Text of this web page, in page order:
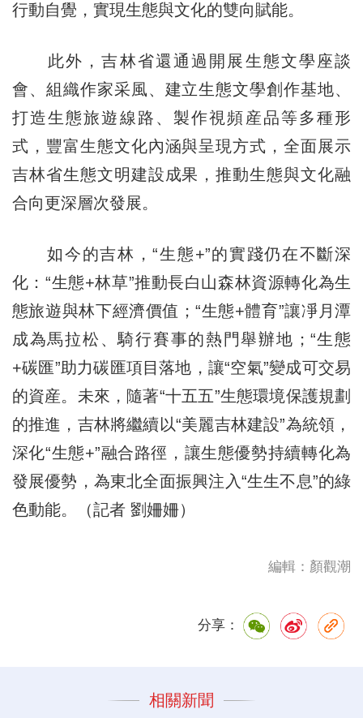
行動自覺，實現生態與文化的雙向賦能。
此外，吉林省還通過開展生態文學座談
會、組織作家采風、建立生態文學創作基地、
打造生態旅遊線路、製作視頻産品等多種形
式，豐富生態文化內涵與呈現方式，全面展示
吉林省生態文明建設成果，推動生態與文化融
合向更深層次發展。
如今的吉林，“生態+”的實踐仍在不斷深
化：“生態+林草”推動長白山森林資源轉化為生
態旅遊與林下經濟價值；“生態+體育”讓凈月潭
成為馬拉松、騎行賽事的熱門舉辦地；“生態
+碳匯”助力碳匯項目落地，讓“空氣”變成可交易
的資産。未來，隨著“十五五”生態環境保護規劃
的推進，吉林將繼續以“美麗吉林建設”為統領，
深化“生態+”融合路徑，讓生態優勢持續轉化為
發展優勢，為東北全面振興注入“生生不息”的綠
色動能。（記者 劉姍姍）
編輯：顏觀潮
分享：
相關新聞